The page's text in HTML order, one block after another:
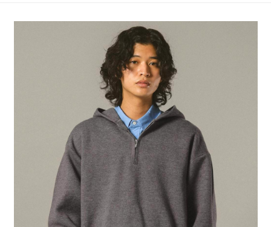
1.分期款項不併入電信帳單，「大哥付你分期」於每月結算日後寄送繳費提
2.透過簡訊連結打開帳單後，可選擇「超商條碼／台灣大直營門市／銀行轉
帳／街口支付／iPASS MONEY」等通路繳費。
1.本服務係由「台灣大哥大股份有限公司」（以下簡稱本公司）所提供，讓
用戶於交易時，得透過本服務購買商品或服務，並由商店將買賣／分期付款
買賣價金債權讓與本公司後，依約使用本公司帳單繳交帳款。
2.基於同意付款使用「大哥付你分期」之契約關係目的，商店將以您的個人
資料（包含姓名、電話或地址）提供予台灣大哥大進項蒐集、處理及利用，
由本公司與您本人進行分期帳單所需資料之確認、核對及更正。
3.完整用戶服務條款，請詳閱以下連結：
https://oppay.tw/userRule
３．安心：先確認商品／服務後，再付款。
【「AFTEE先享後付」結帳流程】
１．於結帳方式選擇「AFTEE先享後付」後，將跳轉至「AFTEE先享後付」
結帳頁面，進行簡訊認證並確認金額後，即可完成結帳。
２．訂單成立數日內，您將收到繳費通知簡訊。
３．收到繳費通知簡訊後14天內，點擊此簡訊中的連結，可透過四大超商／
ATM／網路銀行／等多元方式進行付款，方視為交易完成。
※ 請注意：結帳手續完成當下不需立刻繳費，但若您需要取消訂單，請聯絡
購買商品的店家。未經商家同意取消之訂單仍視為有效，需透過AFTEE先享
後付繳納相關費用。
※ 交易是否成功請以「AFTEE先享後付 」之結帳頁面顯示為準，若有關於
是否繳費成功／繳費後需取消欲退款等相關疑問，請聯繫「AFTEE先享後付
客戶支援中心」
https://netprotections.freshdesk.com/support/home
【注意事項】
１．透過由恩沛科技股份有限公司提供之「AFTEE先享後付」服務完成之交
易，需依本服務之必要範圍內提供個人資料，並將交易相關給付款項請求債
權轉讓予恩沛科技股份有限公司。
每筆NT$80，滿NT$888(含以上)免運費
每筆NT$80，滿NT$888(含以上)免運費
每筆NT$80，滿NT$1,500(含以上)免運費
每筆NT$80，滿NT$1,500(含以上)免運費
每筆NT$80，滿NT$1,500(含以上)免運費